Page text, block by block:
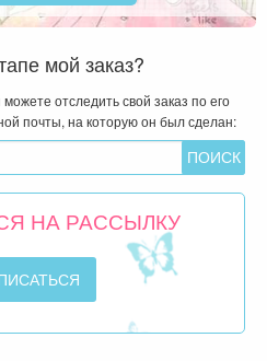
мой заказ?
отследить свой заказ по его
почты, на которую он был сделан:
НА РАССЫЛКУ